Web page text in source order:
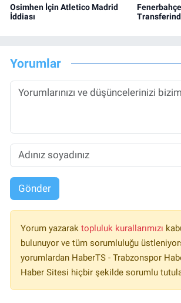
Osimhen İçin Atletico Madrid
İddiası
Yorumlar
Gönder
Yorum yazarak topluluk kurallarımızı
bulunuyor ve tüm sorumluluğu
yorumlardan HaberTS - Trabzonspor
Haber Sitesi hiçbir şekilde sorumlu